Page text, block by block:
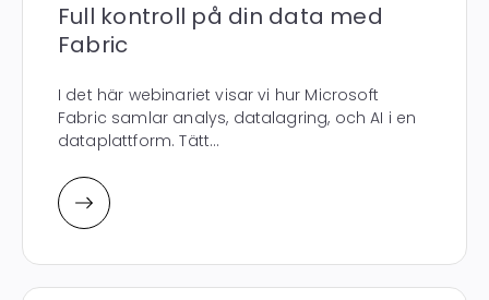
Full kontroll på din data med
Fabric
I det här webinariet visar vi hur Microsoft
Fabric samlar analys, datalagring, och AI i en
dataplattform. Tätt...